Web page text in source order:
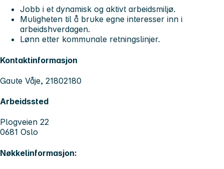
Jobb i et dynamisk og aktivt arbeidsmiljø.
Muligheten til å bruke egne interesser inn i
arbeidshverdagen.
Lønn etter kommunale retningslinjer.
Kontaktinformasjon
Gaute Våje, 21802180
Arbeidssted
Plogveien 22
0681 Oslo
Nøkkelinformasjon: